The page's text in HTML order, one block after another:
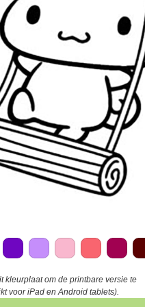
kleurplaat om de printbare versie te
voor iPad en Android tablets).